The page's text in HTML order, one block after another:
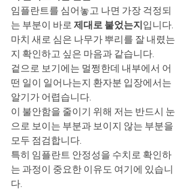
임플란트를 심어놓고 나면 가장 걱정되
는 부분이 바로 제대로 붙었는지 입니다.
마치 새로 심은 나무가 뿌리를 잘 내렸는
지 확인하고 싶은 마음과 같습니다.
겉으로 보기에는 멀쩡한데 내부에서 어
떤 일이 일어나는지 환자분 입장에서는
알기가 어렵습니다.
이 불안함을 줄이기 위해 저는 반드시 눈
으로 보이는 부분과 보이지 않는 부분을
모두 점검합니다.
특히 임플란트 안정성을 수치로 확인하
는 과정이 중요한 이유도 여기에 있습니
다.